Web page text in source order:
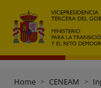
Home CENEAM